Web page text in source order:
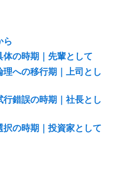
ら
体の時期｜先輩として
理への移行期｜上司とし
行錯誤の時期｜社長とし
択の時期｜投資家として